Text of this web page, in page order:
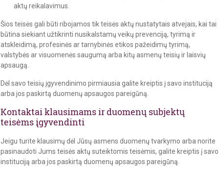
aktų reikalavimus.
Šios teisės gali būti ribojamos tik teisės aktų nustatytais atvejais, kai tai
būtina siekiant užtikrinti nusikalstamų veikų prevenciją, tyrimą ir
atskleidimą, profesinės ar tarnybinės etikos pažeidimų tyrimą,
valstybės ar visuomenės saugumą arba kitų asmenų teisių ir laisvių
apsaugą.
Dėl savo teisių įgyvendinimo pirmiausia galite kreiptis į savo instituciją
arba jos paskirtą duomenų apsaugos pareigūną.
Kontaktai klausimams ir duomenų subjektų
teisėms įgyvendinti
Jeigu turite klausimų dėl Jūsų asmens duomenų tvarkymo arba norite
pasinaudoti Jums teisės aktų suteiktomis teisėmis, galite kreiptis į savo
instituciją arba jos paskirtą duomenų apsaugos pareigūną.